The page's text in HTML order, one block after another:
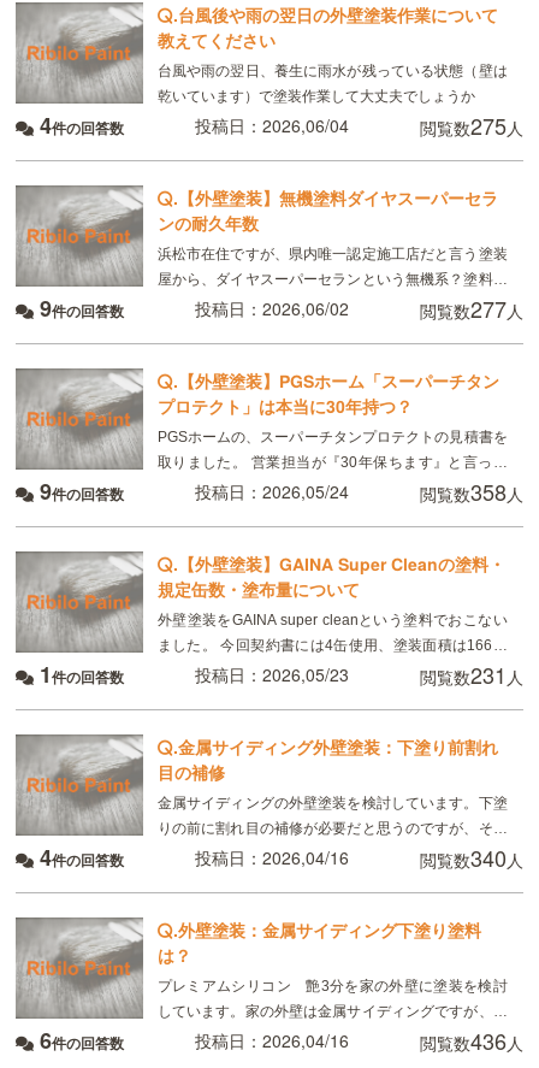
.台風後や雨の翌日の外壁塗装作業について
教えてください
台風や雨の翌日、養生に雨水が残っている状態（壁は
乾いています）で塗装作業して大丈夫でしょうか
4件の回答数 投稿日：2026,06/04 閲覧数275人
. 【外壁塗装】無機塗料ダイヤスーパーセラ
ンの耐久年数
浜松市在住ですが、県内唯一認定施工店だと言う塗装
屋から、ダイヤスーパーセランという無機系？塗料の
見積もりを取りました。 ダイヤスーパーセランは
9件の回答数 投稿日：2026,06/02 閲覧数277人
. 【外壁塗装】PGSホーム「スーパーチタン
プロテクト」は本当に30年持つ？
PGSホームの、スーパーチタンプロテクトの見積書を
取りました。 営業担当が『30年保ちます』と言って
いましたが、ネットで調べたら、15年〜20年と書い
9件の回答数 投稿日：2026,05/24 閲覧数358人
. 【外壁塗装】GAINA Super Cleanの塗料・
規定缶数・塗布量について
外壁塗装をGAINA super cleanという塗料でおこない
ました。 今回契約書には4缶使用、塗装面積は166㎡
と記載がありました。 実際はGAINA2缶、GAINA
1件の回答数 投稿日：2026,05/23 閲覧数231 人
.金属サイディング外壁塗装：下塗り前割れ
目の補修
金属サイディングの外壁塗装を検討しています。下塗
りの前に割れ目の補修が必要だと思うのですが、その
場合補修剤は何を使用すればいいのでしょうか？ 塗装
4件の回答数 投稿日：2026,04/16 閲覧数340人
.外壁塗装：金属サイディング下塗り塗料
は？
プレミアムシリコン 艶3分を家の外壁に塗装を検討
しています。家の外壁は金属サイディングですが、下
塗りは同じエスケ化学の下塗りシーラーで大丈夫でし
6件の回答数 投稿日：2026,04/16 閲覧数436人